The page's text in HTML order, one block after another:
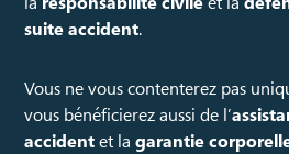
suite accident.
Vous ne vous contenterez pas
vous bénéficierez aussi de l’
accidentet lagarantie